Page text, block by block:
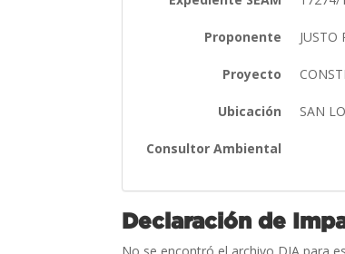
Proponente JUSTO
Proyecto
Ubicación SAN
Consultor Ambiental
Declaración de